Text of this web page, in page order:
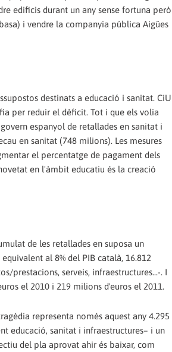
edificis durant un any sense fortuna però
i vendre la companyia pública Aigües
destinats a educació i sanitat. CiU
per reduir el dèficit. Tot i que els volia
espanyol de retallades en sanitat i
en sanitat (748 milions). Les mesures
el percentatge de pagament dels
en l'àmbit educatiu és la creació
de les retallades en suposa un
al 8% del PIB català, 16.812
prestacions, serveis, infraestructures...-. I
el 2010 i 219 milions d'euros el 2011.
representa només aquest any 4.295
educació, sanitat i infraestructures– i un
del pla aprovat ahir és baixar, com